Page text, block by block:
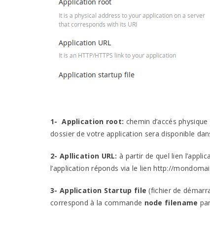
1- Application root: chemin d’accés
dossier de votre application sera disponible
2- Apllication URL: à partir de quel lien
l’application réponds via le lien http://
3- Application Startup file(fichier de
correspond à la commande node filename